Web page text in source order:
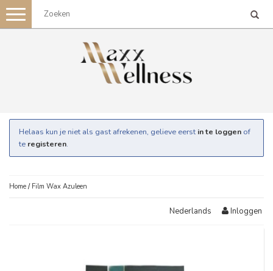
Toggle
navigation
Helaas kun je niet als gast afrekenen, gelieve eerst in te loggen of
te registeren.
Home / Film Wax Azuleen
Nederlands Inloggen